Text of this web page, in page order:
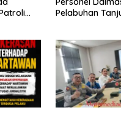
Pelabuhan